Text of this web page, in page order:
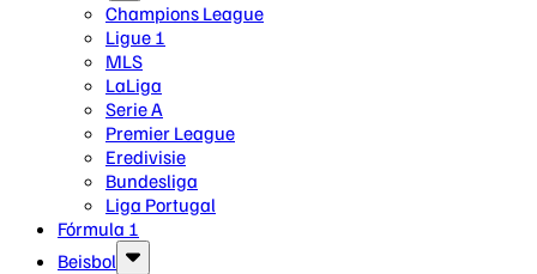
Champions League
Ligue 1
MLS
LaLiga
Serie A
Premier League
Eredivisie
Bundesliga
Liga Portugal
Fórmula 1
Beisbol